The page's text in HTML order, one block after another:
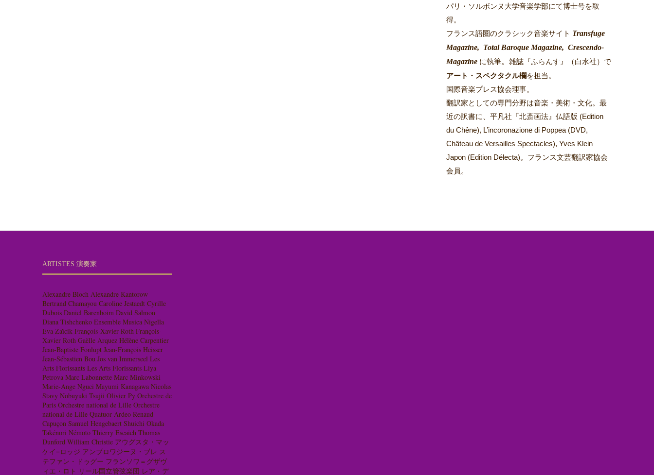
パリ・ソルボンヌ大学音楽学部にて博士号を取
得。
フランス語圏のクラシック音楽サイト Transfuge
Magazine, Total Baroque Magazine, Crescendo-
Magazine に執筆。 雑誌『ふらんす』（白水社）で
アート・スペクタクル欄を担当。
国際音楽プレス協会理事。
翻訳家としての専門分野は音楽・美術・文化。最
近の訳書に、平凡社『北斎画法』仏語版 (Edition
du Chêne), L’incoronazione di Poppea (DVD,
Château de Versailles Spectacles), Yves Klein
Japon (Edition Délecta)。フランス文芸翻訳家協会
会員。
ARTISTES 演奏家
Alexandre Bloch Alexandre Kantorow
Bertrand Chamayou Caroline Jestaedt Cyrille
Dubois Daniel Barenboim David Salmon
Diana Tishchenko Ensemble Musica Nigella
Eva Zaïcik François-Xavier Roth François-
Xavier Roth Gaëlle Arquez Hélène Carpentier
Jean-Baptiste Fonlupt Jean-François Heisser
Jean-Sébastien Bou Jos van Immerseel Les
Arts Florissants Les Arts Florissants Liya
Petrova Marc Labonnette Marc Minkowski
Marie-Ange Nguci Mayumi Kanagawa Nicolas
Stavy Nobuyuki Tsujii Olivier Py Orchestre de
Paris Orchestre national de Lille Orchestre
national de Lille Quatuor Ardeo Renaud
Capuçon Samuel Hengebaert Shuichi Okada
Takénori Némoto Thierry Escaich Thomas
Dunford William Christie アウグスタ・マッ
ケイ=ロッジ アンブロワジーヌ・ブレ ス
テファン・ドゥグー フランソワ＝グザヴ
ィエ・ロト リール国立管弦楽団 レア・デ